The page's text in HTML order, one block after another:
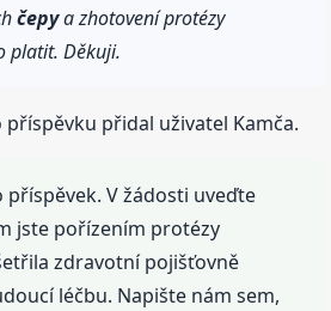
čepya zhotovení protézy
platit. Děkuji.
přidal uživatel Kamča.
V žádosti uveďte
jste pořízením protézy
zdravotní pojišťovně
léčbu. Napište nám sem,